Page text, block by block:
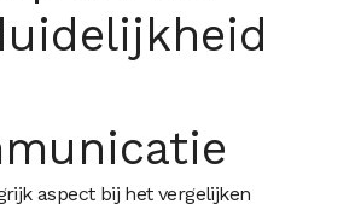
aspect bij het vergelijken